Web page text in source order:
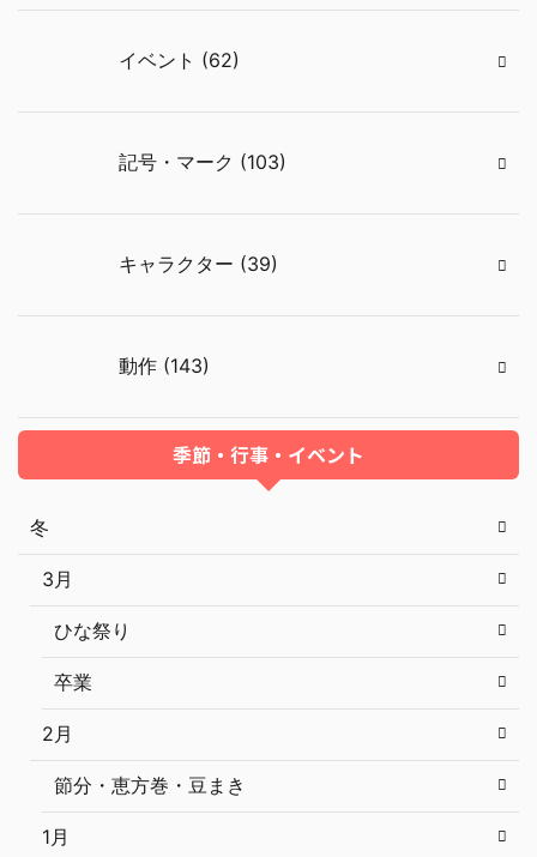
イベント (62)
記号・マーク (103)
キャラクター (39)
動作 (143)
季節・行事・イベント
冬
3月
ひな祭り
卒業
2月
節分・恵方巻・豆まき
1月